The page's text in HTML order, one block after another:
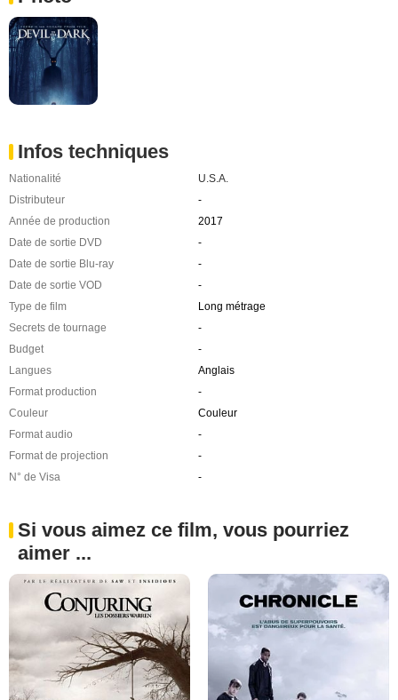
Infos techniques
Nationalité
U.S.A.
Distributeur
-
Année de production
2017
Date de sortie DVD
-
Date de sortie Blu-ray
-
Date de sortie VOD
-
Type de film
Long métrage
Secrets de tournage
-
Budget
-
Langues
Anglais
Format production
-
Couleur
Couleur
Format audio
-
Format de projection
-
N° de Visa
-
Si vous aimez ce film, vous pourriez
aimer ...